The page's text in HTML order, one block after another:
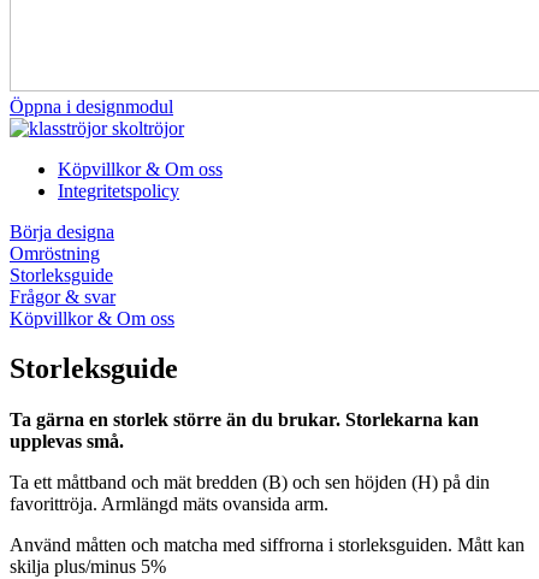
Öppna i designmodul
Köpvillkor & Om oss
Integritetspolicy
Börja designa
Omröstning
Storleksguide
Frågor & svar
Köpvillkor & Om oss
Storleksguide
Ta gärna en storlek större än du brukar. Storlekarna kan
upplevas små.
Ta ett måttband och mät bredden (B) och sen höjden (H) på din
favorittröja. Armlängd mäts ovansida arm.
Använd måtten och matcha med siffrorna i storleksguiden. Mått kan
skilja plus/minus 5%